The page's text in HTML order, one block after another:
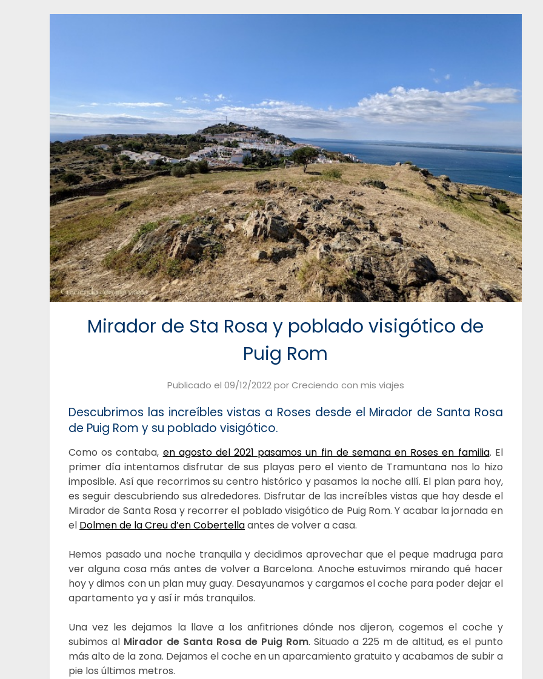
Mirador de Sta Rosa y poblado visigótico de
Puig Rom
Publicado el 09/12/2022porCreciendo con mis viajes
Descubrimos las increíbles vistas a Roses desde el Mirador de Santa Rosa
de Puig Romy su poblado visigótico.
Como os contaba, en agosto del 2021 pasamos un fin de semana en Roses en familia. El
primer día intentamos disfrutar de sus playas pero el viento de Tramuntana nos lo hizo
imposible. Así que recorrimos su centro histórico y pasamos la noche allí. El plan para hoy,
es seguir descubriendo sus alrededores. Disfrutar de las increíbles vistas que hay desde el
Mirador de Santa Rosa y recorrer el poblado visigótico de Puig Rom. Y acabar la jornada en
el Dolmen de la Creu d’en Cobertellaantes de volver a casa.
Hemos pasado una noche tranquila y decidimos aprovechar que el peque madruga para
ver alguna cosa más antes de volver a Barcelona. Anoche estuvimos mirando qué hacer
hoy y dimos con un plan muy guay. Desayunamos y cargamos el coche para poder dejar el
apartamento ya y así ir más tranquilos.
Una vez les dejamos la llave a los anfitriones dónde nos dijeron, cogemos el coche y
subimos al Mirador de Santa Rosa de Puig Rom. Situado a 225 m de altitud, es el punto
más alto de la zona. Dejamos el coche en un aparcamiento gratuito y acabamos de subir a
pie los últimos metros.